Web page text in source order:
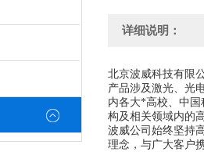
详细说明：
北京波威科技有限
产品涉及激光、光
内各大*高校、中
构及相关领域内的
波威公司始终坚持
理念，与广大客户